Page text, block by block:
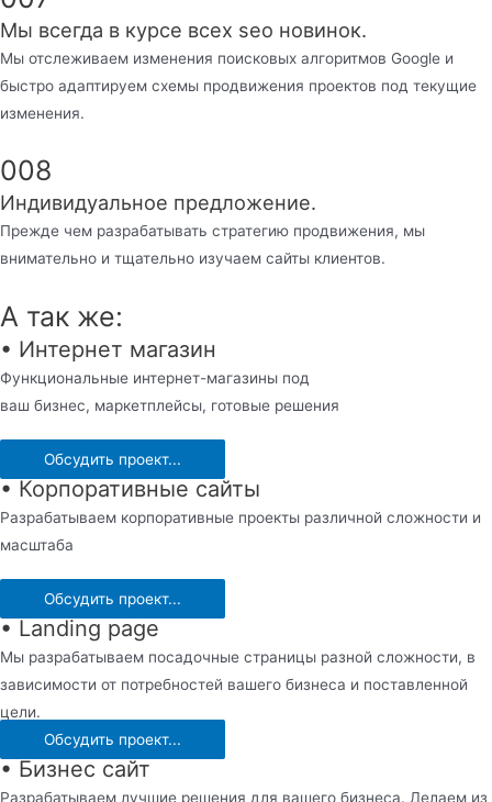
Мы всегда в курсе всех seo новинок.
Мы отслеживаем изменения поисковых алгоритмов Google и
быстро адаптируем схемы продвижения проектов под текущие
изменения.
008
Индивидуальное предложение.
Прежде чем разрабатывать стратегию продвижения, мы
внимательно и тщательно изучаем сайты клиентов.
А так же:
• Интернет магазин
Функциональные интернет-магазины под
ваш бизнес, маркетплейсы, готовые решения
Обсудить проект...
• Корпоративные сайты
Разрабатываем корпоративные проекты различной сложности и
масштаба
Обсудить проект...
• Landing page
Мы разрабатываем посадочные страницы разной сложности, в
зависимости от потребностей вашего бизнеса и поставленной
цели.
Обсудить проект...
• Бизнес сайт
Разрабатываем лучшие решения для вашего бизнеса. Делаем из